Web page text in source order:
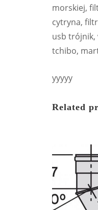
morskiej,
cytryna,
usb trójnik,
tchibo,
yyyyy
Related